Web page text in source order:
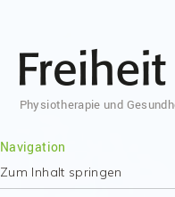
Physiotherapie und
Navigation
Zum Inhalt springen